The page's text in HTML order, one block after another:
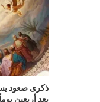
ذكرى صعود
بعد أربعين